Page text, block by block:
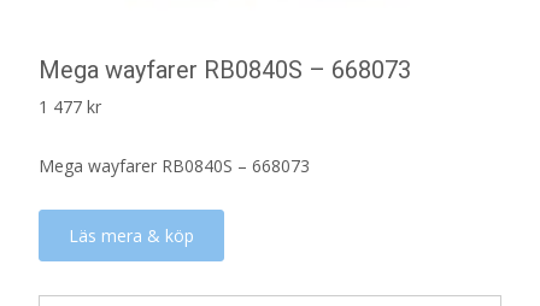
Mega wayfarer RB0840S – 668073
1 477 kr
Mega wayfarer RB0840S – 668073
Läs mera & köp